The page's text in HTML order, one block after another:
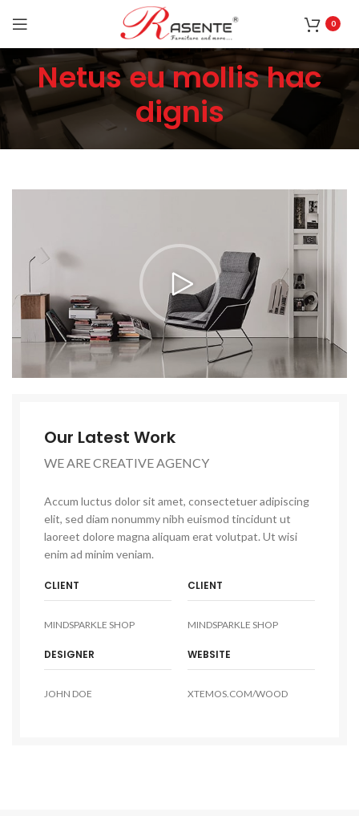
0
Netus eu mollis hac
dignis
Our Latest Work
WE ARE CREATIVE AGENCY
Accum luctus dolor sit amet, consectetuer adipiscing
elit, sed diam nonummy nibh euismod tincidunt ut
laoreet dolore magna aliquam erat volutpat. Ut wisi
enim ad minim veniam.
CLIENT
MINDSPARKLE SHOP
CLIENT
MINDSPARKLE SHOP
DESIGNER
JOHN DOE
WEBSITE
XTEMOS.COM/WOOD